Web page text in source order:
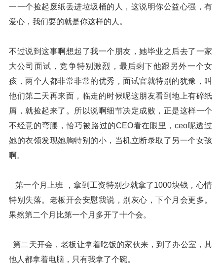
一一个捡起废纸丢进垃圾桶的人，这说明你公益心强，有
爱心，我们要的就是你这样的人。
不过说到这事啊想起了我一个朋友，她毕业之后去了一家
大公司面试，竞争特别激烈，最后剩下他跟另外一个女
孩，两个人都非常非常的优秀，面试官就特别的犹豫，叫
他们第二天再来面，临走的时候呢这朋友看到地上有碎纸
屑，就捡起来了。所以说啊细节决定成败，正是这样一个
不经意的弯腰，恰巧被路过的CEO看在眼里，ceo呢透过
她的衣领发现她胸特别的小，当机立断录取了另一个女孩
啊。
第一个月上班 ，拿到工资特别少就拿了1000块钱，心情
特别失落。老板开会安慰我说，别灰心，下个月会更多。
果然第二个月比第一个月多开了十个会。
第二天开会，老板让拿着吃饭的家伙来，到了办公室，其
他人都拿着电脑，只有我拿了个碗。